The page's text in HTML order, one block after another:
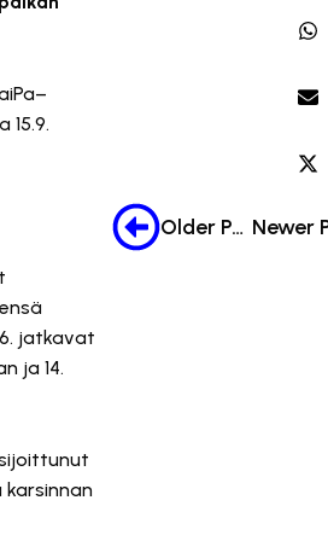
15.9.
jatkavat
ja 14.
sijoittunut
Older Post